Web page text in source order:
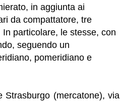
in aggiunta ai
da compattatore, tre
particolare, le stesse, con
seguendo un
pomeridiano e
Strasburgo (mercatone), via